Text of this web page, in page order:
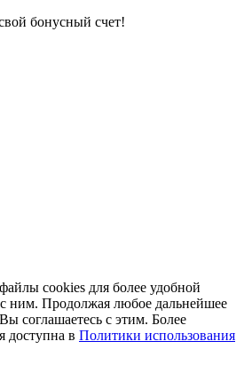
бонусный счет!
cookies для более удобной
с ним. Продолжая любое дальнейшее
соглашаетесь с этим. Более
доступна в Политики использования